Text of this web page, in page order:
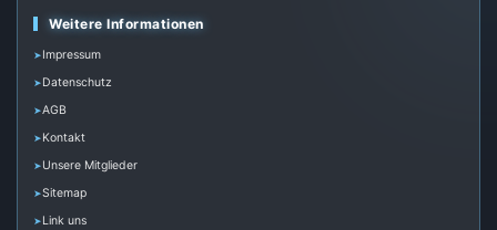
Weitere Informationen
Impressum
Datenschutz
AGB
Kontakt
Unsere Mitglieder
Sitemap
Link uns